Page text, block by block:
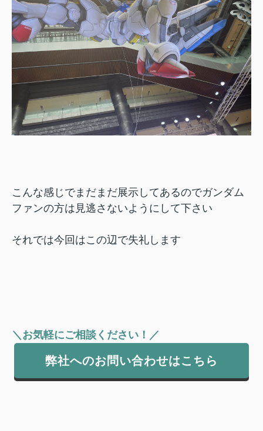
こんな感じでまだまだ展示してあるのでガンダム
ファンの方は見逃さないようにして下さい
それでは今回はこの辺で失礼します
＼お気軽にご相談ください！／
弊社へのお問い合わせはこちら